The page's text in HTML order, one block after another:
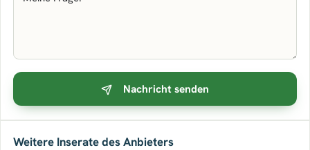
Nachricht senden
Weitere Inserate des Anbieters